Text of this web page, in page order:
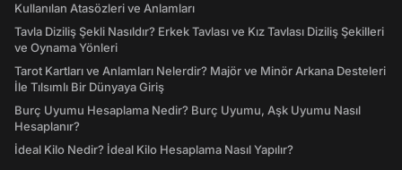
Kullanılan Atasözleri ve Anlamları
Tavla Diziliş Şekli Nasıldır? Erkek Tavlası ve Kız Tavlası Diziliş Şekilleri
ve Oynama Yönleri
Tarot Kartları ve Anlamları Nelerdir? Majör ve Minör Arkana Desteleri
İle Tılsımlı Bir Dünyaya Giriş
Burç Uyumu Hesaplama Nedir? Burç Uyumu, Aşk Uyumu Nasıl
Hesaplanır?
İdeal Kilo Nedir? İdeal Kilo Hesaplama Nasıl Yapılır?